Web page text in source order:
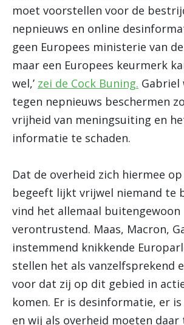
moet voorstellen voor de
nepnieuws en online
geen Europees ministerie van
maar een Europees keurmerk
wel,’ zei de Cock Buning. Gabriel
tegen nepnieuws beschermen
vrijheid van meningsuiting en
informatie te schaden.
Dat de overheid zich hiermee
begeeft lijkt vrijwel niemand te
vind het allemaal buitengewoon
verontrustend. Maas, Macron,
instemmend knikkende
stellen het als vanzelfsprekend
voor dat zij op dit gebied in
komen. Er is desinformatie, er
en wij als overheid moeten daar